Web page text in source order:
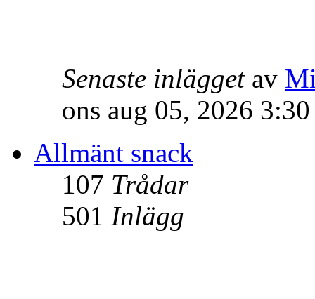
Senaste inläggetav
ons aug 05, 2026
Allmänt snack
107 Trådar
501 Inlägg